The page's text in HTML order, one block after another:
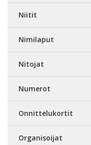
Niitit
Nimilaput
Nitojat
Numerot
Onnittelukortit
Organisoijat